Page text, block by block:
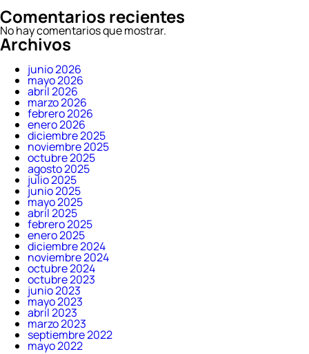
Comentarios recientes
No hay comentarios que mostrar.
Archivos
junio 2026
mayo 2026
abril 2026
marzo 2026
febrero 2026
enero 2026
diciembre 2025
noviembre 2025
octubre 2025
agosto 2025
julio 2025
junio 2025
mayo 2025
abril 2025
febrero 2025
enero 2025
diciembre 2024
noviembre 2024
octubre 2024
octubre 2023
junio 2023
mayo 2023
abril 2023
marzo 2023
septiembre 2022
mayo 2022